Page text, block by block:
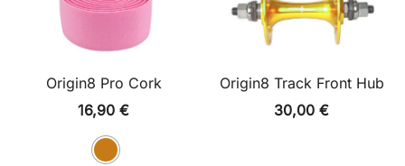
Origin8 Pro Cork
16,90 €
Origin8 Track Front Hub
30,00 €